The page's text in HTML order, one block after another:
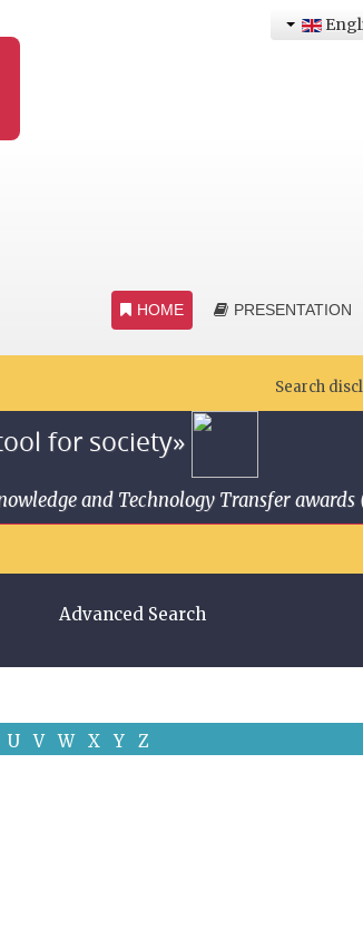
HOME PRESENTATION
Search
for society»
and Technology Transfer awards
Advanced Search
U V W X Y Z